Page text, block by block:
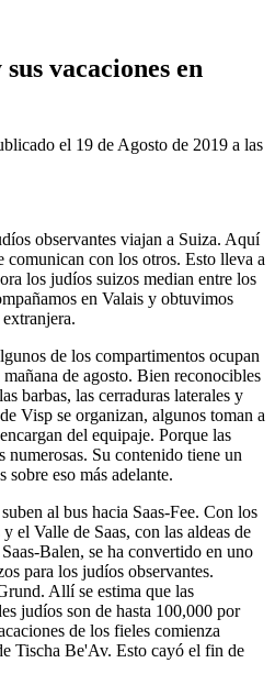
vacaciones en
el 19 de Agosto de 2019 a las
observantes viajan a Suiza. Aquí
comunican con los otros. Esto lleva a
los judíos suizos median entre los
en Valais y obtuvimos
de los compartimentos ocupan
de agosto. Bien reconocibles
barbas, las cerraduras laterales y
Visp se organizan, algunos toman a
del equipaje. Porque las
numerosas. Su contenido tiene un
eso más adelante.
al bus hacia Saas-Fee. Con los
el Valle de Saas, con las aldeas de
Balen, se ha convertido en uno
para los judíos observantes.
Allí se estima que las
judíos son de hasta 100,000 por
de los fieles comienza
Tischa Be'Av. Esto cayó el fin de